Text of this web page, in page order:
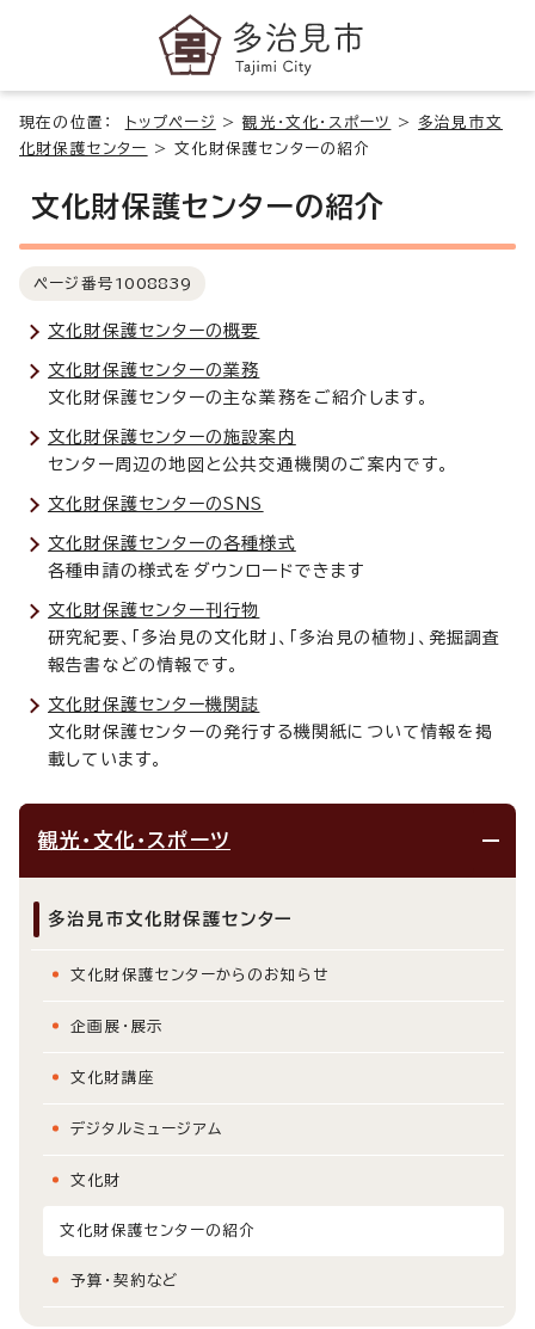
現在の位置： トップページ >観光・文化・スポーツ >多治見市文
化財保護センター
>文化財保護センターの紹介
文化財保護センターの紹介
ページ番号 1008839
文化財保護センターの概要
文化財保護センターの業務
文化財保護センターの主な業務をご紹介します。
文化財保護センターの施設案内
センター周辺の地図と公共交通機関のご案内です。
文化財保護センターのSNS
文化財保護センターの各種様式
各種申請の様式をダウンロードできます
文化財保護センター刊行物
研究紀要、「多治見の文化財」、「多治見の植物」、発掘調査
報告書などの情報です。
文化財保護センター機関誌
文化財保護センターの発行する機関紙について情報を掲
載しています。
観光・文化・スポーツ
多治見市文化財保護センター
文化財保護センターからのお知らせ
企画展・展示
文化財講座
デジタルミュージアム
文化財
文化財保護センターの紹介
予算・契約など